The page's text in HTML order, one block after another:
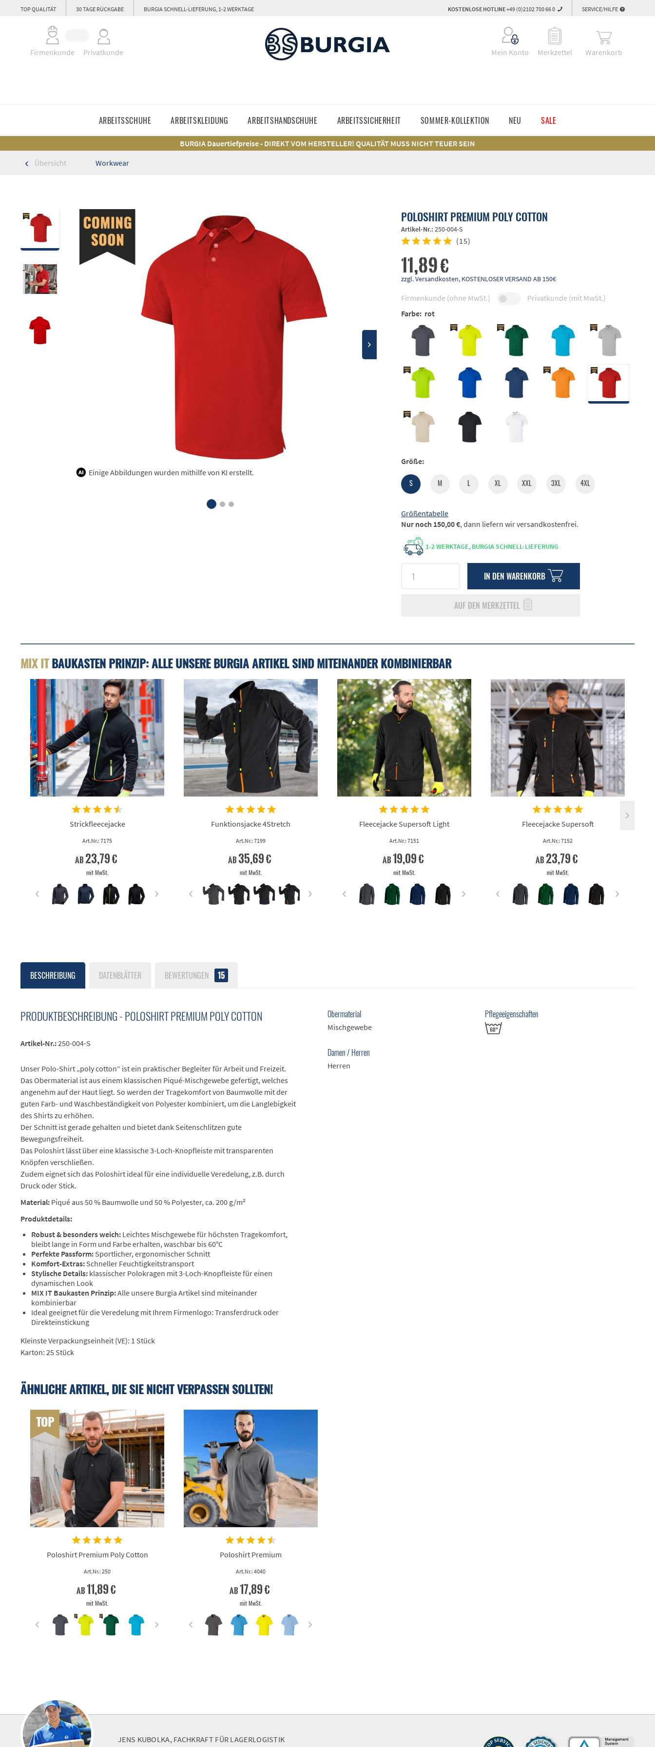
TOP QUALITÄT 30 TAGE RÜCKGABE BURGIA SCHNELL-LIEFERUNG, 1-2 WERKTAGE SERVICE/HILFE
KOSTENLOSE HOTLINE+49 (0)2102 700 66 0
Firmenkunde Privatkunde Mein Konto Merkzettel Warenkorb
ARBEITSSCHUHE ARBEITSKLEIDUNG ARBEITSHANDSCHUHE ARBEITSSICHERHEIT SOMMER-KOLLEKTION NEU SALE
BURGIA Dauertiefpreise - DIREKT VOM HERSTELLER! QUALITÄT MUSS NICHT TEUER SEIN
Übersicht
Workwear
Einige Abbildungen wurden mithilfe von KI erstellt.
POLOSHIRT PREMIUM POLY COTTON
Artikel-Nr.:250-004-S
(15)
11,89 €
zzgl. Versandkosten, KOSTENLOSER VERSAND AB 150€
Firmenkunde (ohne MwSt.)
Privatkunde (mit MwSt.)
Farbe: rot
Größe:
S M L XL XXL 3XL 4XL
Größentabelle
1-2 WERKTAGE,BURGIA SCHNELL-LIEFERUNG
IN DEN WARENKORB
AUF DEN MERKZETTEL
Nur noch 150,00 €, dann liefern wir versandkostenfrei.
MIX ITBAUKASTEN PRINZIP: ALLE UNSERE BURGIA ARTIKEL SIND MITEINANDER KOMBINIERBAR
Strickfleecejacke
Art.Nr.: 7175
ab 23,79 €
mit MwSt.
Funktionsjacke 4Stretch
Art.Nr.: 7199
ab 35,69 €
mit MwSt.
Fleecejacke Supersoft Light
Art.Nr.: 7151
ab 19,09 €
mit MwSt.
Fleecejacke Supersoft
Art.Nr.: 7152
ab 23,79 €
mit MwSt.
BESCHREIBUNG DATENBLÄTTER BEWERTUNGEN 15
PRODUKTBESCHREIBUNG - POLOSHIRT PREMIUM POLY COTTON
Artikel-Nr.:250-004-S
Unser Polo-Shirt „poly cotton“ ist ein praktischer Begleiter für Arbeit und Freizeit.
Das Obermaterial ist aus einem klassischen Piqué-Mischgewebe gefertigt, welches
angenehm auf der Haut liegt. So werden der Tragekomfort von Baumwolle mit der
guten Farb- und Waschbeständigkeit von Polyester kombiniert, um die Langlebigkeit
des Shirts zu erhöhen.
Der Schnitt ist gerade gehalten und bietet dank Seitenschlitzen gute
Bewegungsfreiheit.
Das Poloshirt lässt über eine klassische 3-Loch-Knopfleiste mit transparenten
Knöpfen verschließen.
Zudem eignet sich das Poloshirt ideal für eine individuelle Veredelung, z.B. durch
Druck oder Stick.
Material: Piqué aus 50 % Baumwolle und 50 % Polyester, ca. 200 g/m²
Produktdetails:
Robust & besonders weich: Leichtes Mischgewebe für höchsten Tragekomfort,
bleibt lange in Form und Farbe erhalten, waschbar bis 60°C
Perfekte Passform: Sportlicher, ergonomischer Schnitt
Komfort-Extras: Schneller Feuchtigkeitstransport
Stylische Details: klassischer Polokragen mit 3-Loch-Knopfleiste für einen
dynamischen Look
MIX IT Baukasten Prinzip:Alle unsere Burgia Artikel sind miteinander
kombinierbar
Ideal geeignet für die Veredelung mit Ihrem Firmenlogo: Transferdruck oder
Direkteinstickung
Kleinste Verpackungseinheit (VE): 1 Stück
Karton: 25 Stück
Obermaterial
Mischgewebe
Damen / Herren
Herren
Pflegeeigenschaften
ÄHNLICHE ARTIKEL, DIE SIE NICHT VERPASSEN SOLLTEN!
TOP
Poloshirt Premium Poly Cotton
Art.Nr.: 250
ab 11,89 €
mit MwSt.
Poloshirt Premium
Art.Nr.: 4040
ab 17,89 €
mit MwSt.
JENS KUBOLKA, FACHKRAFT FÜR LAGERLOGISTIK